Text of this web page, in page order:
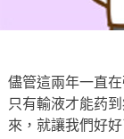
儘管這兩年一直
只有輸液才能药
來，就讓我們好好